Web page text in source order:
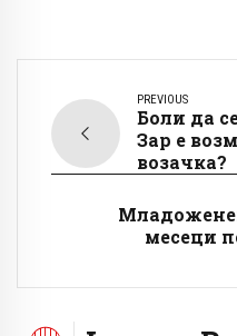
PREVIOUS
Боли да
Зар е
возачка?
месеци